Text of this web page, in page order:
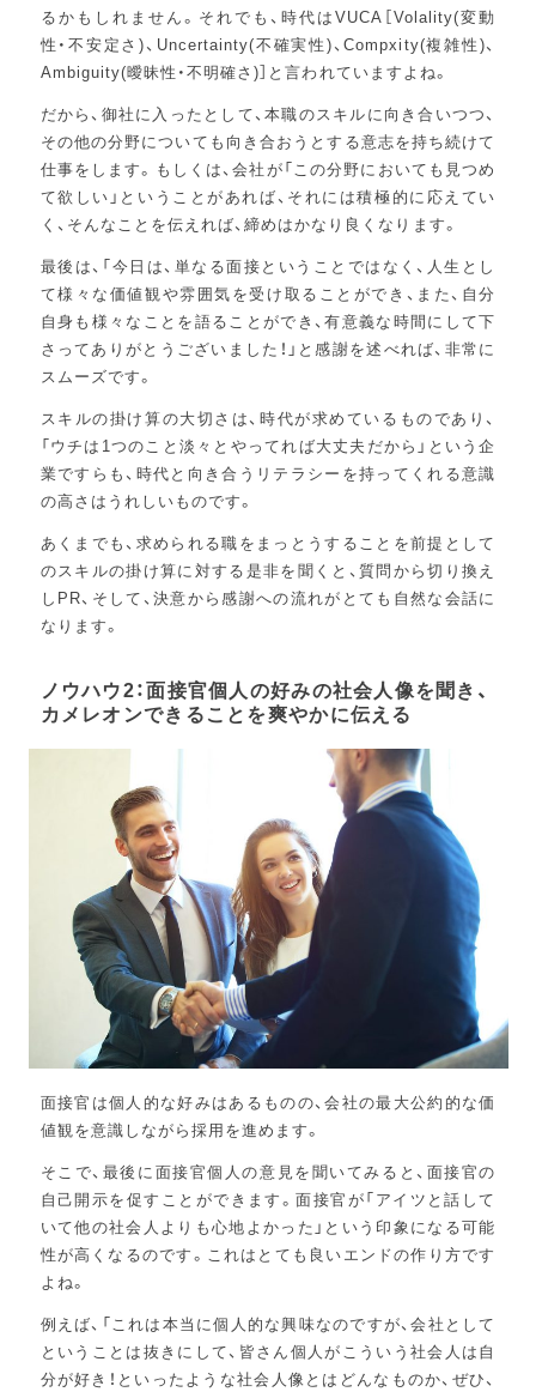
るかもしれません。それでも、時代はVUCA［Volality(変動
性・不安定さ)、Uncertainty(不確実性)、Compxity(複雑性)、
Ambiguity(曖昧性・不明確さ)］と言われていますよね。
だから、御社に入ったとして、本職のスキルに向き合いつつ、
その他の分野についても向き合おうとする意志を持ち続けて
仕事をします。もしくは、会社が「この分野においても見つめ
て欲しい」ということがあれば、それには積極的に応えてい
く、そんなことを伝えれば、締めはかなり良くなります。
最後は、「今日は、単なる面接ということではなく、人生とし
て様々な価値観や雰囲気を受け取ることができ、また、自分
自身も様々なことを語ることができ、有意義な時間にして下
さってありがとうございました！」と感謝を述べれば、非常に
スムーズです。
スキルの掛け算の大切さは、時代が求めているものであり、
「ウチは1つのこと淡々とやってれば大丈夫だから」という企
業ですらも、時代と向き合うリテラシーを持ってくれる意識
の高さはうれしいものです。
あくまでも、求められる職をまっとうすることを前提として
のスキルの掛け算に対する是非を聞くと、質問から切り換え
しPR、そして、決意から感謝への流れがとても自然な会話に
なります。
ノウハウ2：面接官個人の好みの社会人像を聞き、
カメレオンできることを爽やかに伝える
面接官は個人的な好みはあるものの、会社の最大公約的な価
値観を意識しながら採用を進めます。
そこで、最後に面接官個人の意見を聞いてみると、面接官の
自己開示を促すことができます。面接官が「アイツと話して
いて他の社会人よりも心地よかった」という印象になる可能
性が高くなるのです。これはとても良いエンドの作り方です
よね。
例えば、「これは本当に個人的な興味なのですが、会社として
ということは抜きにして、皆さん個人がこういう社会人は自
分が好き！といったような社会人像とはどんなものか、ぜひ、